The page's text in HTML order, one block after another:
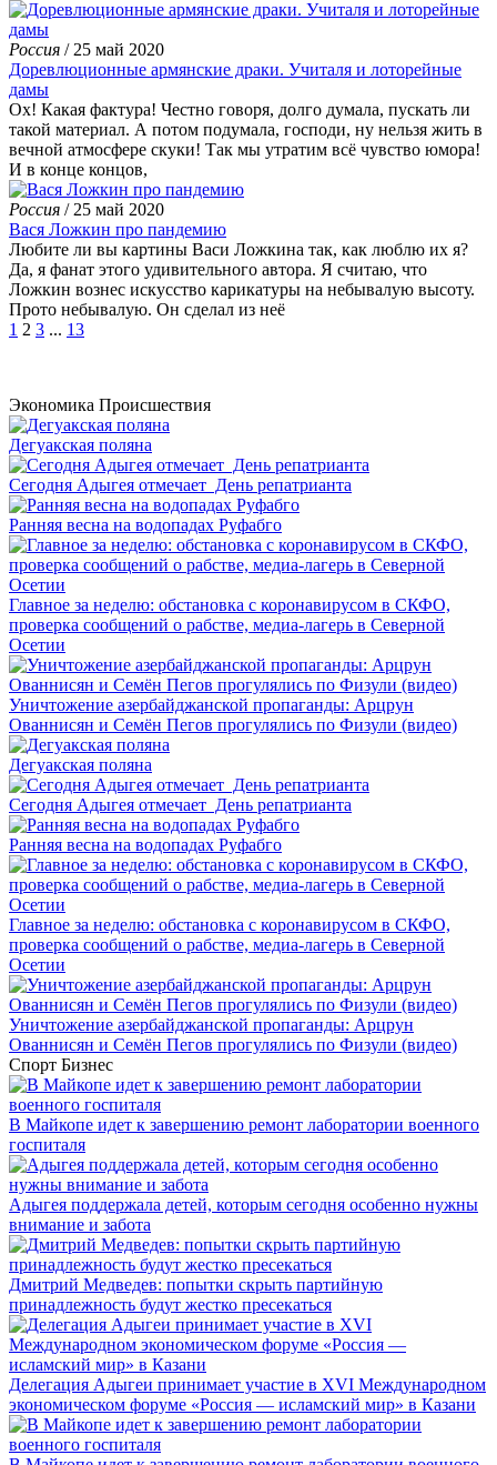
Россия / 25 май 2020
Доревлюционные армянские драки. Учиталя и лоторейные
дамы
Ох! Какая фактура! Честно говоря, долго думала, пускать ли
такой материал. А потом подумала, господи, ну нельзя жить в
вечной атмосфере скуки! Так мы утратим всё чувство юмора!
И в конце концов,
Россия / 25 май 2020
Вася Ложкин про пандемию
Любите ли вы картины Васи Ложкина так, как люблю их я?
Да, я фанат этого удивительного автора. Я считаю, что
Ложкин вознес искусство карикатуры на небывалую высоту.
Прото небывалую. Он сделал из неё
1 2 3 ... 13
Экономика Происшествия
Дегуакская поляна
Сегодня Адыгея отмечает День репатрианта
Ранняя весна на водопадах Руфабго
Главное за неделю: обстановка с коронавирусом в СКФО,
проверка сообщений о рабстве, медиа-лагерь в Северной
Осетии
Уничтожение азербайджанской пропаганды: Арцрун
Ованнисян и Семён Пегов прогулялись по Физули (видео)
Дегуакская поляна
Сегодня Адыгея отмечает День репатрианта
Ранняя весна на водопадах Руфабго
Главное за неделю: обстановка с коронавирусом в СКФО,
проверка сообщений о рабстве, медиа-лагерь в Северной
Осетии
Уничтожение азербайджанской пропаганды: Арцрун
Ованнисян и Семён Пегов прогулялись по Физули (видео)
Спорт Бизнес
В Майкопе идет к завершению ремонт лаборатории военного
госпиталя
Адыгея поддержала детей, которым сегодня особенно нужны
внимание и забота
Дмитрий Медведев: попытки скрыть партийную
принадлежность будут жестко пресекаться
Делегация Адыгеи принимает участие в XVI Международном
экономическом форуме «Россия — исламский мир» в Казани